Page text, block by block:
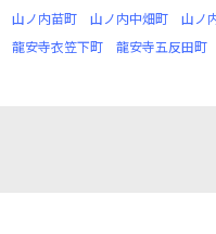
山ノ内苗町 山ノ内中畑町 山ノ
龍安寺衣笠下町 龍安寺五反田町